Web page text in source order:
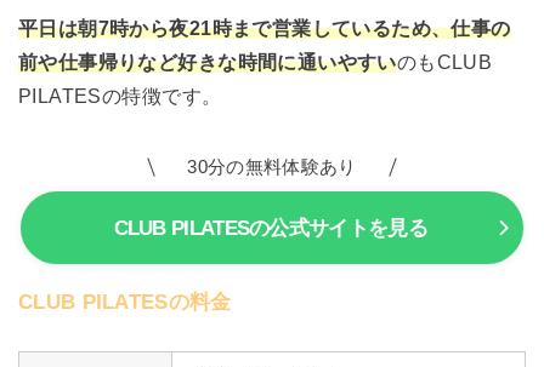
平日は朝7時から夜21時まで営業しているため、仕事の
前や仕事帰りなど好きな時間に通いやすいのもCLUB
PILATESの特徴です。
30分の無料体験あり
CLUB PILATESの公式サイトを見る
CLUB PILATESの料金